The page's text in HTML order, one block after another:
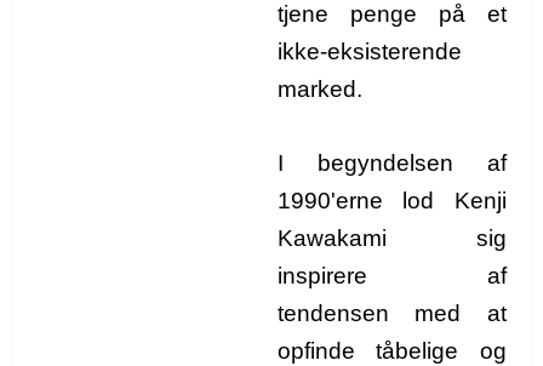
tjene penge på et
ikke-eksisterende
marked.
I begyndelsen af
1990'erne lod Kenji
Kawakami sig
inspirere af
tendensen med at
opfinde tåbelige og